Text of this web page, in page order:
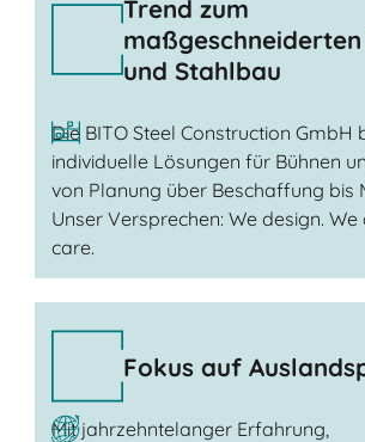
Trend zum
maßgeschneiderten
und Stahlbau
Die BITO Steel Construction GmbH
individuelle Lösungen für Bühnen
von Planung über Beschaffung bis
Unser Versprechen: We design. We
care.
Fokus auf
Mit jahrzehntelanger Erfahrung,